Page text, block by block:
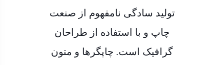
تولید سادگی نامفهوم از صنعت
چاپ و با استفاده از طراحان
گرافیک است. چاپگرها و متون